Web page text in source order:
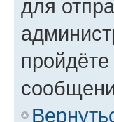
для